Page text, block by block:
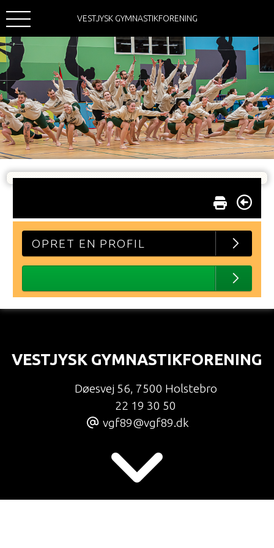
VESTJYSK GYMNASTIKFORENING
OPRET EN PROFIL
VESTJYSK GYMNASTIKFORENING
Døesvej 56, 7500 Holstebro
22 19 30 50
vgf89@vgf89.dk